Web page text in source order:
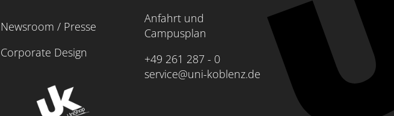
Newsroom / Presse
Corporate Design
Anfahrt und
Campusplan
+49 261 287 - 0
service@uni-koblenz.de